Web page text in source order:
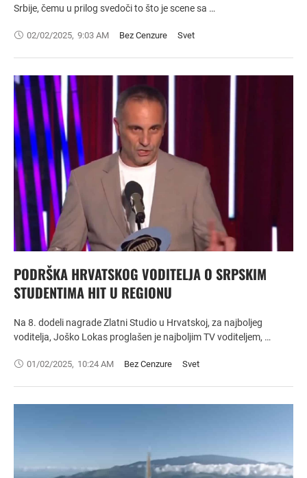
Srbije, čemu u prilog svedoči to što je scene sa …
02/02/2025, 9:03 AM Bez Cenzure Svet
PODRŠKA HRVATSKOG VODITELJA O SRPSKIM
STUDENTIMA HIT U REGIONU
Na 8. dodeli nagrade Zlatni Studio u Hrvatskoj, za najboljeg
voditelja, Joško Lokas proglašen je najboljim TV voditeljem, …
01/02/2025, 10:24 AM Bez Cenzure Svet